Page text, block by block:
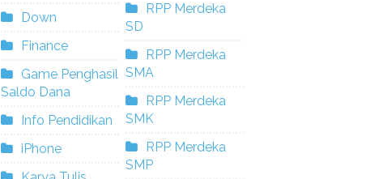
Down
Finance
Game Penghasil
Saldo Dana
Info Pendidikan
iPhone
RPP Merdeka
SD
RPP Merdeka
SMA
RPP Merdeka
SMK
RPP Merdeka
SMP